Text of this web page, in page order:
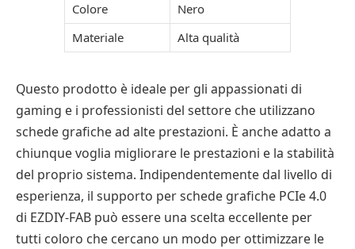
Colore
Nero
Materiale
Alta qualità
Questo prodotto è ideale per gli appassionati di
gaming e i professionisti del settore che utilizzano
schede grafiche ad alte prestazioni. È anche adatto a
chiunque voglia migliorare le prestazioni e la stabilità
del proprio sistema. Indipendentemente dal livello di
esperienza, il supporto per schede grafiche PCIe 4.0
di EZDIY-FAB può essere una scelta eccellente per
tutti coloro che cercano un modo per ottimizzare le